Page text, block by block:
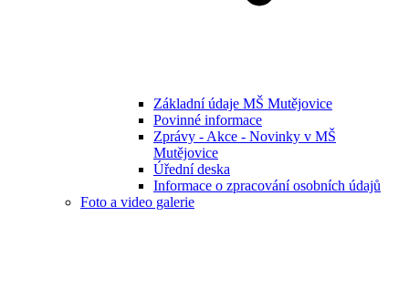
Základní údaje MŠ Mutějovice
Povinné informace
Zprávy - Akce - Novinky v MŠ
Mutějovice
Úřední deska
Informace o zpracování osobních údajů
Foto a video galerie